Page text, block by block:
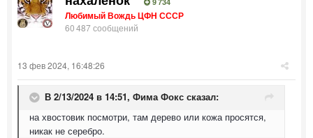
Любимый Вождь ЦФН СССР
60 487 сообщений
13 фев 2024, 16:48:26
В 2/13/2024 в 14:51, Фима Фокс сказал:
на хвостовик посмотри, там дерево или кожа просятся,
никак не серебро.